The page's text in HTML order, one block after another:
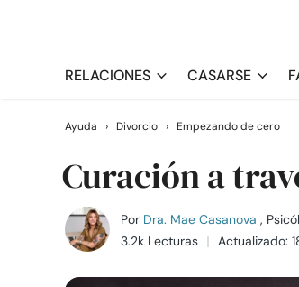
RELACIONES CASARSE
Ayuda › Divorcio › Empezando de cero
Curación a
Por Dra. Mae Casanova ,
3.2k Lecturas
Actualizado: